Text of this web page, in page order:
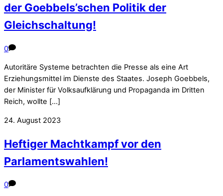
der Goebbels’schen Politik der
Gleichschaltung!
0
Autoritäre Systeme betrachten die Presse als eine Art
Erziehungsmittel im Dienste des Staates. Joseph Goebbels,
der Minister für Volksaufklärung und Propaganda im Dritten
Reich, wollte […]
24. August 2023
Heftiger Machtkampf vor den
Parlamentswahlen!
0